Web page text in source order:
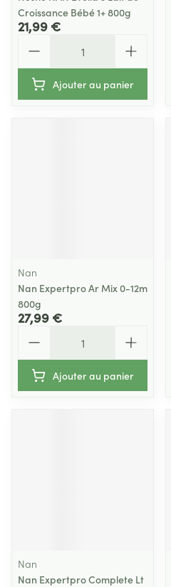
Croissance Bébé 1+ 800g
21,99 €
Ajouter au panier
Nan
Nan Expertpro Ar Mix 0-12m
800g
27,99 €
Ajouter au panier
Nan
Nan Expertpro Complete Lt